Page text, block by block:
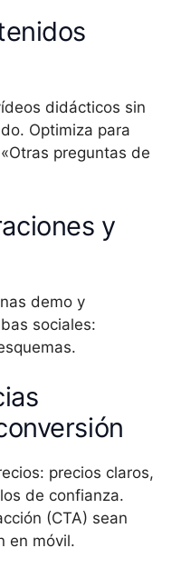
didácticos sin
Optimiza para
preguntas de
y
demo y
sociales:
precios claros,
de confianza.
(CTA) sean
en móvil.